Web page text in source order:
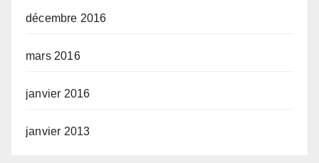
décembre 2016
mars 2016
janvier 2016
janvier 2013